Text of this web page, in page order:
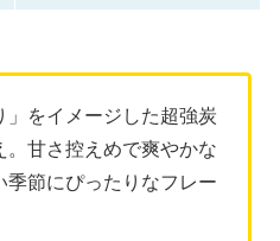
」をイメージした超強炭
甘さ控えめで爽やかな
節にぴったりなフレー